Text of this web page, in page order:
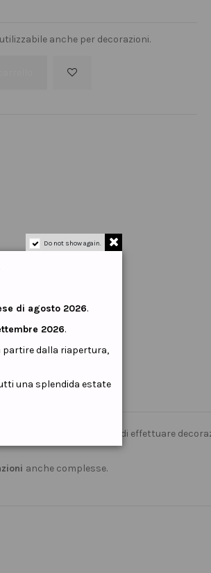
anche per decorazioni.
che permette di effettuare
anche complesse.
Do not show again.
di agosto 2026.
2026.
partire dalla riapertura,
una splendida estate